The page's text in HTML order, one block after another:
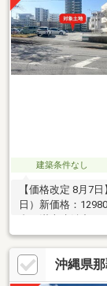
建築条件なし
【価格改定 8月7
日）新価格：
台・満車稼働中）
台あたり【法令上
（1地区）■土地区
地区）■立地適正
（A）■景観法：那
沖縄県